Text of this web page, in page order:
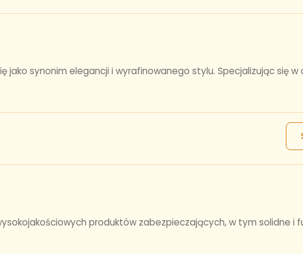
jako synonim elegancji i wyrafinowanego stylu. Specjalizując się w
produktów zabezpieczających, w tym solidne i